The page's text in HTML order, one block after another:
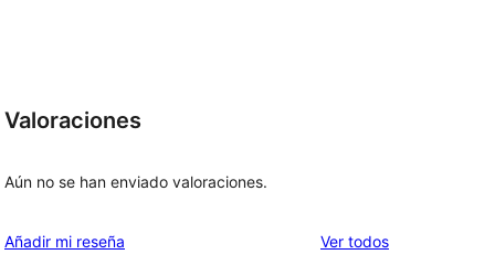
Valoraciones
Aún no se han enviado valoraciones.
Añadir mi reseña Ver todoslos